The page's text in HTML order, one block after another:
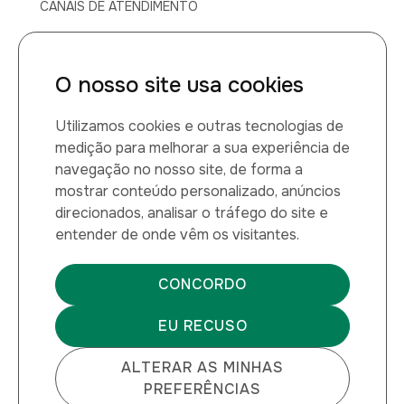
O nosso site usa cookies
Utilizamos cookies e outras tecnologias de
medição para melhorar a sua experiência de
navegação no nosso site, de forma a
mostrar conteúdo personalizado, anúncios
direcionados, analisar o tráfego do site e
entender de onde vêm os visitantes.
CONCORDO
EU RECUSO
ALTERAR AS MINHAS
PREFERÊNCIAS
CANAIS DE ATENDIMENTO
0800 014 1149
Montana Química LTDA
CNPJ: 60.884.459/0001-27
Verificada por
© Montana Química | 2026